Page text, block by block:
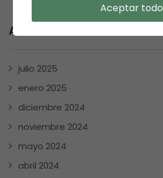
Archives
julio 2025
enero 2025
diciembre 2024
noviembre 2024
mayo 2024
abril 2024
Aceptar todo